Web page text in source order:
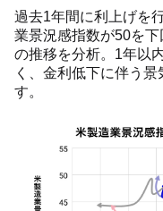
過去1年間に利上げを
業景況感指数が50を
の推移を分析。1年以
く、金利低下に伴う
す。